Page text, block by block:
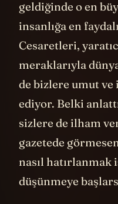
geldiğinde o en
insanlığa en
Cesaretleri,
meraklarıyla
de bizlere umut ve
ediyor. Belki
sizlere de ilham
gazetede
nasıl hatırlanmak
düşünmeye